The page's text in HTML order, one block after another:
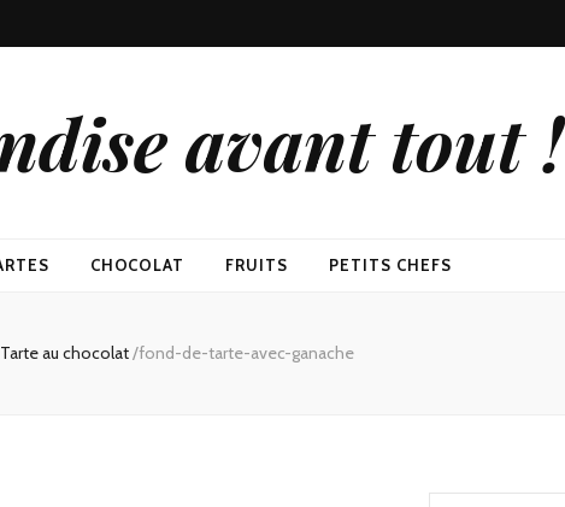
avant tout !
CHOCOLAT FRUITS PETITS CHEFS
Tarte au chocolat/fond-de-tarte-avec-ganache